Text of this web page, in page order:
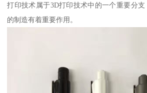
打印技术属于3D打印技术中的一个重要分
的制造有着重要作用。